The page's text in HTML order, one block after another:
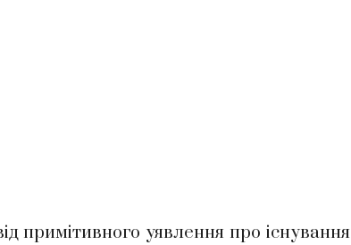
примітивного уявлення про існування